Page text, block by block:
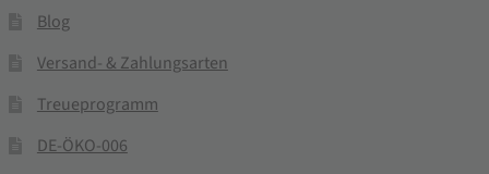
Blog
Versand- & Zahlungsarten
Treueprogramm
DE-ÖKO-006